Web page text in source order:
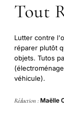
Tout
Lutter contre
réparer plutôt
objets. Tutos
véhicule).
Rédaction : Maëlle